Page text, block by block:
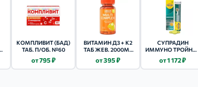
КОМПЛИВИТ (БАД)
ТАБ. П/ОБ. №60
от 795 ₽
ВИТАМИН Д3 + К2
ТАБ ЖЕВ. 2000МЕ
от 395 ₽
СУПРАДИН
ИММУНО ТРОЙНОЕ
ШИП. 15 ШТ.
от 1 172 ₽